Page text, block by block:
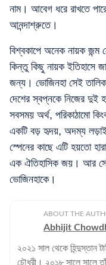
নাম। আবেগ ধরে রাখতে
আনন্দাশ্রুতে।
বিশ্বকাপে অনেক নায়ক
কিন্তু কিছু নায়ক ইতিহাসে
জন্য। ভোজিনহা সেই
দেশের স্বপ্নকে নিজের দুই
সবসময় অর্থ, পরিকাঠামো
একটি বড় হৃদয়, অদম্য লড়াই
স্পেনের কাছে এটি হয়তো
এক ঐতিহাসিক জয়। আর
ভোজিনহাকে।
ABOUT THE
Abhijit
২০২১ সাল থেকে হিন্দুস্তান
চৌধুরী। ২০১৮ সালে সালে